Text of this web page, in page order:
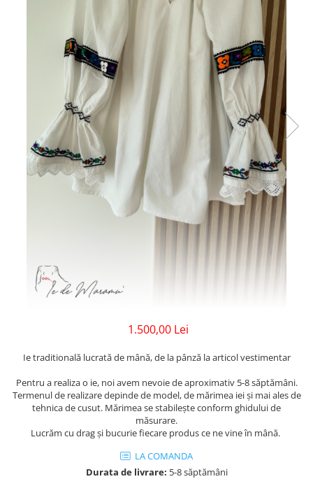
1.500,00 Lei
Ie traditională lucrată de mână, de la pânză la articol vestimentar
Pentru a realiza o ie, noi avem nevoie de aproximativ 5-8 săptămâni.
Termenul de realizare depinde de model, de mărimea iei și mai ales de
tehnica de cusut. Mărimea se stabilește conform ghidului de
măsurare.
Lucrăm cu drag și bucurie fiecare produs ce ne vine în mână.
LA COMANDA
Durata de livrare: 5-8 săptămâni